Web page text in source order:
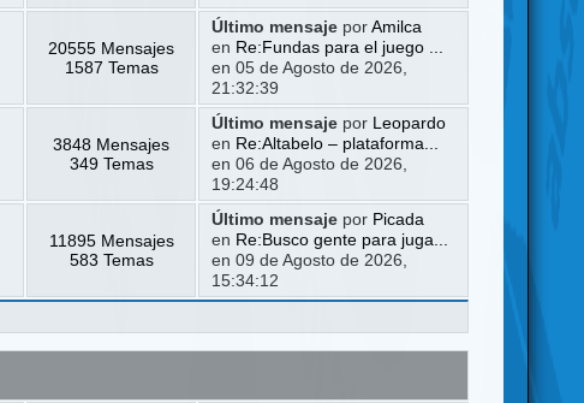
20555 Mensajes
1587 Temas
Último mensajepor Amilca
en Re:Fundas para el juego ...
en 05 de Agosto de 2026,
21:32:39
3848 Mensajes
349 Temas
Último mensajepor
Leopardo
en Re:Altabelo – plataforma...
en 06 de Agosto de 2026,
19:24:48
11895 Mensajes
583 Temas
Último mensajepor Picada
en Re:Busco gente para juga...
en 09 de Agosto de 2026,
15:34:12